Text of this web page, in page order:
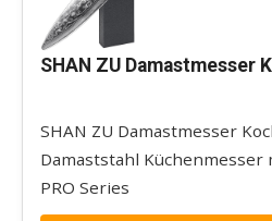
SHAN ZU Damastmesser
SHAN ZU Damastmesser
Damaststahl Küchenmesser
PRO Series